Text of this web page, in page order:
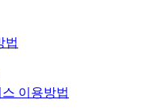
법
이용방법